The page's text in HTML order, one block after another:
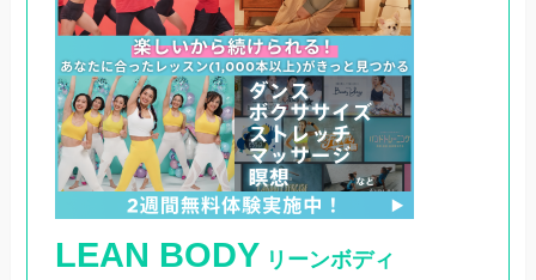
LEAN BODY リーンボディ